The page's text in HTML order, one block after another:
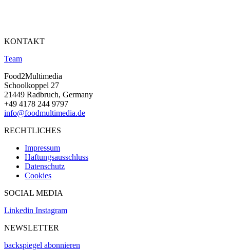
KONTAKT
Team
Food2Multimedia
Schoolkoppel 27
21449 Radbruch, Germany
+49 4178 244 9797
info@foodmultimedia.de
RECHTLICHES
Impressum
Haftungsausschluss
Datenschutz
Cookies
SOCIAL MEDIA
Linkedin Instagram
NEWSLETTER
backspiegel abonnieren